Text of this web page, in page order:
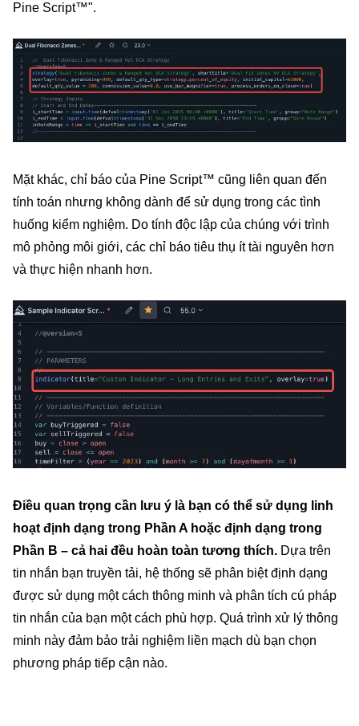
Pine Script™".
Mặt khác, chỉ báo của Pine Script™ cũng liên quan đến
tính toán nhưng không dành để sử dụng trong các tình
huống kiểm nghiệm. Do tính độc lập của chúng với trình
mô phỏng môi giới, các chỉ báo tiêu thụ ít tài nguyên hơn
và thực hiện nhanh hơn.
Điều quan trọng cần lưu ý là bạn có thể sử dụng linh
hoạt định dạng trong Phần A hoặc định dạng trong
Phần B – cả hai đều hoàn toàn tương thích. Dựa trên
tin nhắn bạn truyền tải, hệ thống sẽ phân biệt định dạng
được sử dụng một cách thông minh và phân tích cú pháp
tin nhắn của bạn một cách phù hợp. Quá trình xử lý thông
minh này đảm bảo trải nghiệm liền mạch dù bạn chọn
phương pháp tiếp cận nào.